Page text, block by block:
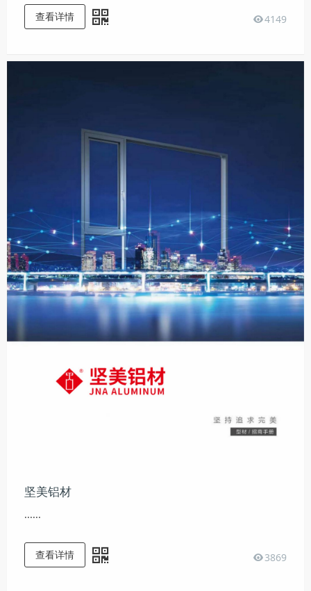
4149
查看详情
坚美铝材
......
3869
查看详情